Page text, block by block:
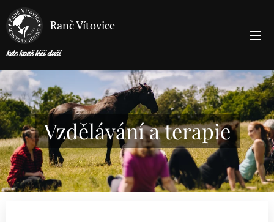
Ranč Vítovice
kde koně léčí duši
Vzdělávání a terapie